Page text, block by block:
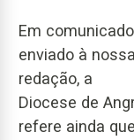
Em comunicado
enviado à nossa
redação, a
Diocese de
refere ainda que